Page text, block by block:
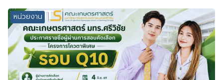
หน่วยงาน